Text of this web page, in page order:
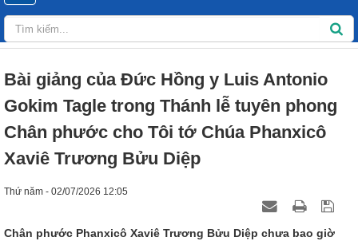
Bài giảng của Đức Hồng y Luis Antonio
Gokim Tagle trong Thánh lễ tuyên phong
Chân phước cho Tôi tớ Chúa Phanxicô
Xaviê Trương Bửu Diệp
Thứ năm - 02/07/2026 12:05
Chân phước Phanxicô Xaviê Trương Bửu Diệp chưa bao giờ